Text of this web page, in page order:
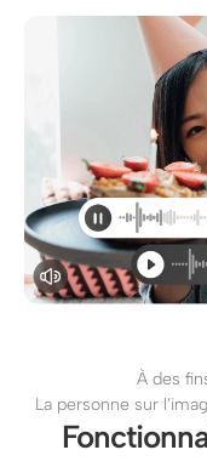
À des
La personne sur